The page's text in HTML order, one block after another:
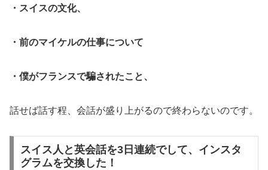
・スイスの文化、
・前のマイケルの仕事について
・僕がフランスで騙されたこと、
話せば話す程、会話が盛り上がるので終わらないのです。
スイス人と英会話を3日連続でして、インスタ
グラムを交換した！